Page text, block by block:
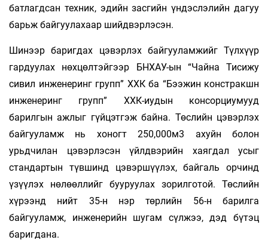
батлагдсан техник, эдийн засгийн үндэслэлийн дагуу
барьж байгуулахаар шийдвэрлэсэн.
Шинээр баригдах цэвэрлэх байгууламжийг Түлхүүр
гардуулах нөхцөлтэйгээр БНХАУ-ын “Чайна Тисижу
сивил инженеринг групп” ХХК ба “Бээжин констракшн
инженеринг групп” ХХК-иудын консорциумууд
барилгын ажлыг гүйцэтгэж байна. Төслийн цэвэрлэх
байгууламж нь хоногт 250,000м3 ахуйн болон
урьдчилан цэвэрлэсэн үйлдвэрийн хаягдал усыг
стандартын түвшинд цэвэршүүлэх, байгаль орчинд
үзүүлэх нөлөөллийг бууруулах зорилготой. Төслийн
хүрээнд нийт 35-н нэр төрлийн 56-н барилга
байгууламж, инженерийн шугам сүлжээ, дэд бүтэц
баригдана.